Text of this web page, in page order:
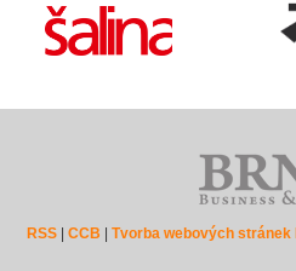
RSS| CCB Tvorba webových stránek